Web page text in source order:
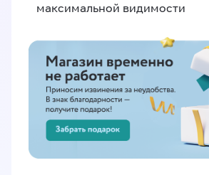
максимальной видимости